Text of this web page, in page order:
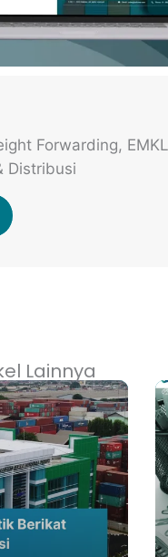
Forwarding,
Distribusi
Lainnya